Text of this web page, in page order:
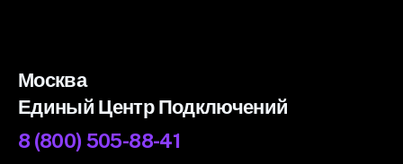
Москва
Единый Центр Подключений
8 (800) 505-88-41